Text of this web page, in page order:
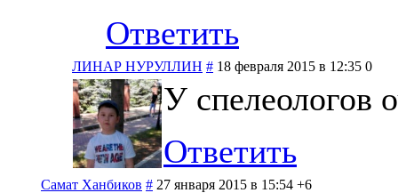
Ответить
ЛИНАР НУРУЛЛИН # 18 февраля 2015 в 12:35 0
У спелеологов
Ответить
Самат Ханбиков # 27 января 2015 в 15:54 +6